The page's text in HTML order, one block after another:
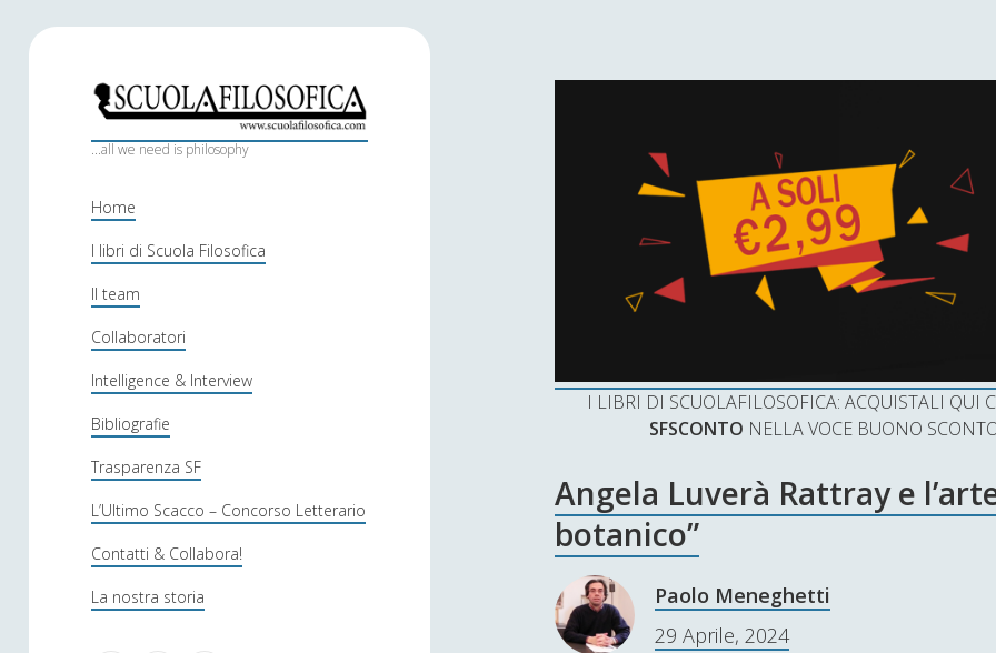
S
c
o
l
a
f
i
l
o
s
o
f
...all we need is philosophy
Home
I libri di Scuola Filosofica
Il team
Collaboratori
Intelligence & Interview
Bibliografie
Trasparenza SF
L’Ultimo Scacco – Concorso Letterario
Contatti & Collabora!
La nostra storia
I LIBRI DI SCUOLAFILOSOFICA: ACQUISTALI
SFSCONTO NELLA VOCE BUONO
Angela Luverà Rattray e
botanico”
Paolo Meneghetti
29 Aprile, 2024